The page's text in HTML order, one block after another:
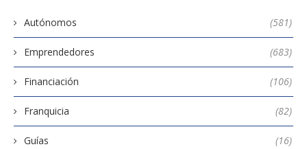
Autónomos (581)
Emprendedores (683)
Financiación (106)
Franquicia (82)
Guías (16)